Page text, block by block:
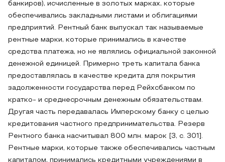
банкиров), исчисленные в золотых марках, которые
обеспечивались закладными листами и облигациями
предприятий. Рентный банк выпускал так называемые
рентные марки, которые принимались в качестве
средства платежа, но не являлись официальной законной
денежной единицей. Примерно треть капитала банка
предоставлялась в качестве кредита для покрытия
задолженности государства перед Рейхсбанком по
кратко- и среднесрочным денежным обязательствам.
Другая часть передавалась Имперскому банку с целью
кредитования частного предпринимательства. Резерв
Рентного банка насчитывал 800 млн. марок [3, с. 301].
Рентные марки, которые также обеспечивались частным
капиталом, принимались кредитными учреждениями в